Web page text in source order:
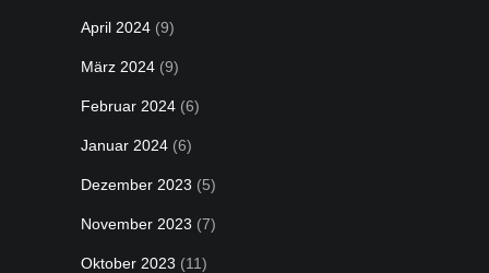
April 2024 (9)
März 2024 (9)
Februar 2024 (6)
Januar 2024 (6)
Dezember 2023 (5)
November 2023 (7)
Oktober 2023 (11)